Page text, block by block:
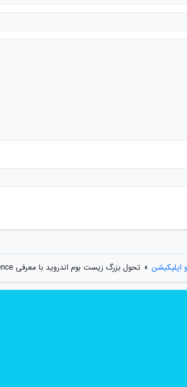
و اپلیکیشن » تحول بزرگ زیست بوم اندروید با معرفی Gemini Intelligence رقم خورد